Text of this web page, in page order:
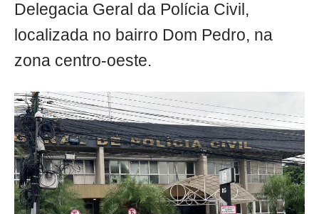
Delegacia Geral da Polícia Civil,
localizada no bairro Dom Pedro, na
zona centro-oeste.